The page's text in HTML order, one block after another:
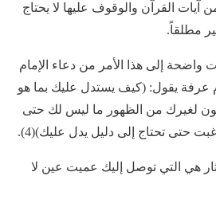
آيات القرآن والوقوف عليها لا يحتاج
مطلقاً.
واضحة إلى هذا الأمر من دعاء الإمام
عرفة يقول: (كيف يستدل عليك بما هو
لغيرك من الظهور ما ليس لك حتى
حتى تحتاج إلى دليل يدل عليك)(4).
هي التي توصل إليك عميت عين لا